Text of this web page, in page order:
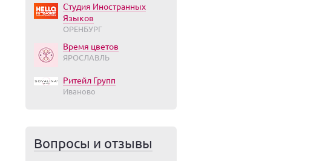
Студия Иностранных
Языков
ОРЕНБУРГ
Время цветов
ЯРОСЛАВЛЬ
Ритейл Групп
Иваново
Вопросы и отзывы